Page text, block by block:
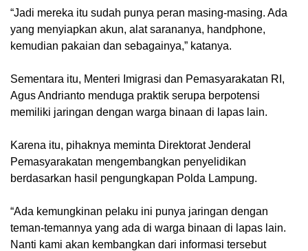
“Jadi mereka itu sudah punya peran masing-masing. Ada
yang menyiapkan akun, alat sarananya, handphone,
kemudian pakaian dan sebagainya,” katanya.
Sementara itu, Menteri Imigrasi dan Pemasyarakatan RI,
Agus Andrianto menduga praktik serupa berpotensi
memiliki jaringan dengan warga binaan di lapas lain.
Karena itu, pihaknya meminta Direktorat Jenderal
Pemasyarakatan mengembangkan penyelidikan
berdasarkan hasil pengungkapan Polda Lampung.
“Ada kemungkinan pelaku ini punya jaringan dengan
teman-temannya yang ada di warga binaan di lapas lain.
Nanti kami akan kembangkan dari informasi tersebut